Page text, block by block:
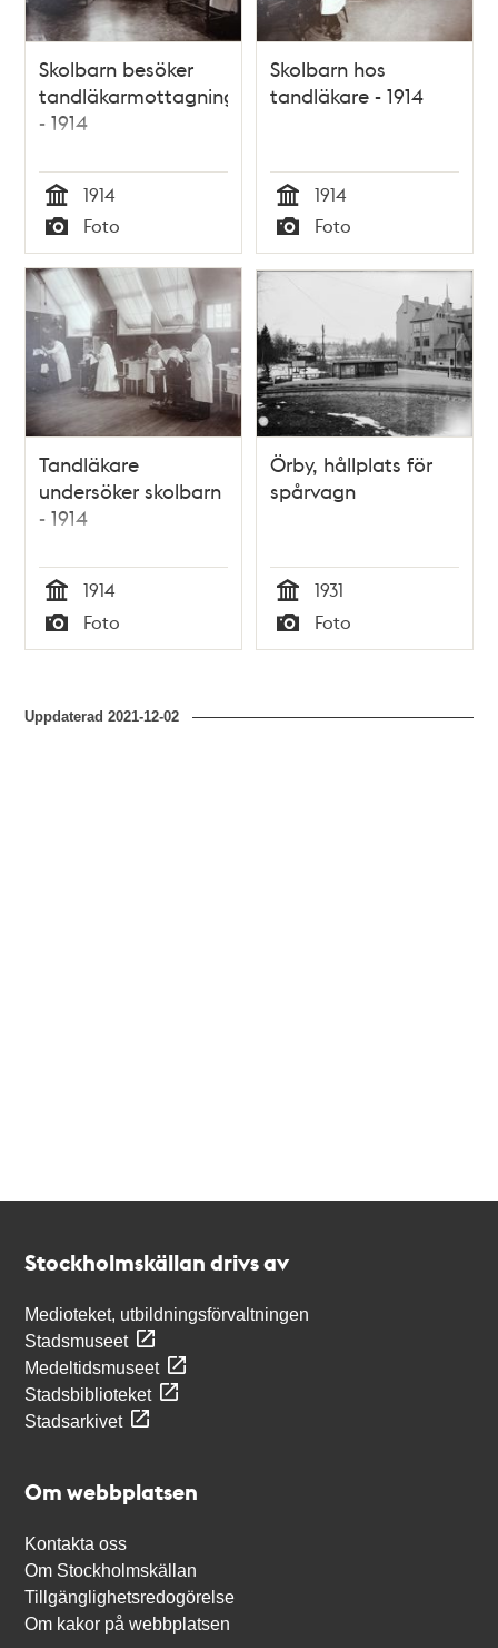
Skolbarn besöker
tandläkarmottagning
- 1914
Tid
1914
Typ
Foto
Skolbarn hos
tandläkare - 1914
Tid
1914
Typ
Foto
Tandläkare
undersöker skolbarn
- 1914
Tid
1914
Typ
Foto
Örby, hållplats för
spårvagn
Tid
1931
Typ
Foto
Uppdaterad2021-12-02
Stockholmskällan drivs av
Medioteket, utbildningsförvaltningen
Stadsmuseet
Medeltidsmuseet
Stadsbiblioteket
Stadsarkivet
Om webbplatsen
Kontakta oss
Om Stockholmskällan
Tillgänglighetsredogörelse
Om kakor på webbplatsen